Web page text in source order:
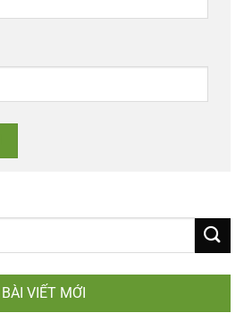
BÀI VIẾT MỚI